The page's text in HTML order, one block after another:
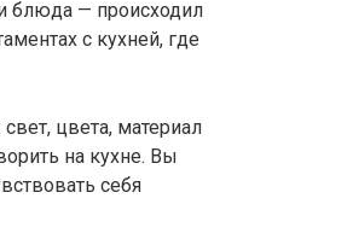
блюда — происходил
с кухней, где
цвета, материал
на кухне. Вы
себя